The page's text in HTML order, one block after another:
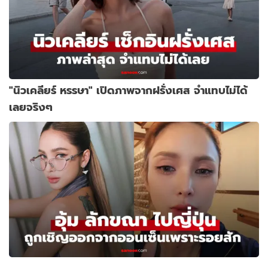
"นิวเคลียร์ หรรษา" เปิดภาพจากฝรั่งเศส จำแทบไม่ได้
เลยจริงๆ